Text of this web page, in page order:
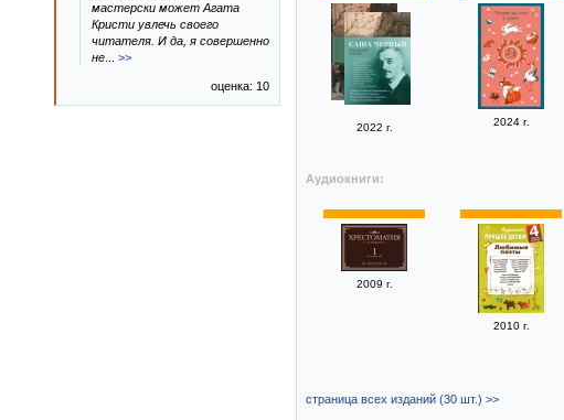
2022 г. 2024 г.
Аудиокниги:
2009 г.
2010 г.
страница всех изданий (30 шт.) >>
мастерски может Агата
Кристи увлечь своего
читателя. И да, я совершенно
не
>>
оценка: 10